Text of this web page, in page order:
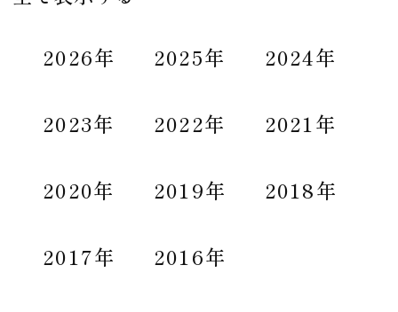
2026年 2025年 2024年
2023年 2022年 2021年
2020年 2019年 2018年
2017年 2016年